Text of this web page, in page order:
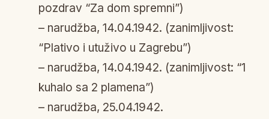
pozdrav “Za dom spremni”)
– narudžba, 14.04.1942. (zanimljivost:
“Plativo i utuživo u Zagrebu”)
– narudžba, 14.04.1942. (zanimljivost: “1
kuhalo sa 2 plamena”)
– narudžba, 25.04.1942.